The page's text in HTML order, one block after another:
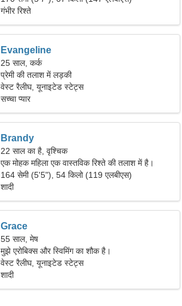
गंभीर रिश्ते
Evangeline
25 साल, कर्क
प्रेमी की तलाश में लड़की
वेस्ट रैलीघ, यूनाइटेड स्टेट्स
सच्चा प्यार
Brandy
22 साल का है, वृश्चिक
एक मोहक महिला एक वास्तविक रिश्ते की तलाश में है।
164 सेमी (5'5"), 54 किलो (119 एलबीएस)
शादी
Grace
55 साल, मेष
मुझे एरोबिक्स और स्विमिंग का शौक है।
वेस्ट रैलीघ, यूनाइटेड स्टेट्स
शादी